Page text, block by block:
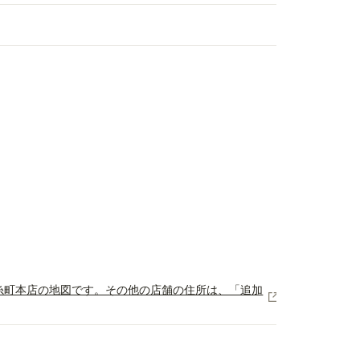
本店の地図です。その他の店舗の住所は、「追加